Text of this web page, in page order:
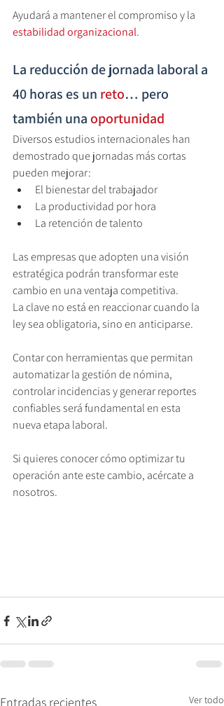
Ayudará a mantener el compromiso y la
estabilidad organizacional.
La reducción de jornada laboral a
40 horas es un reto… pero
también una oportunidad
Diversos estudios internacionales han
demostrado que jornadas más cortas
pueden mejorar:
El bienestar del trabajador
La productividad por hora
La retención de talento
Las empresas que adopten una visión
estratégica podrán transformar este
cambio en una ventaja competitiva.
La clave no está en reaccionar cuando la
ley sea obligatoria, sino en anticiparse.
Contar con herramientas que permitan
automatizar la gestión de nómina,
controlar incidencias y generar reportes
confiables será fundamental en esta
nueva etapa laboral.
Si quieres conocer cómo optimizar tu
operación ante este cambio, acércate a
nosotros.
Entradas recientes Ver todo